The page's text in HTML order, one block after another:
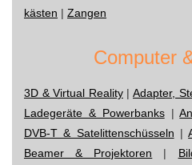
kästen | Zangen
Computer
3D & Virtual Reality|Adapter,
Ladegeräte & Powerbanks|
DVB-T & Satelittenschüsseln |
Beamer & Projektoren |